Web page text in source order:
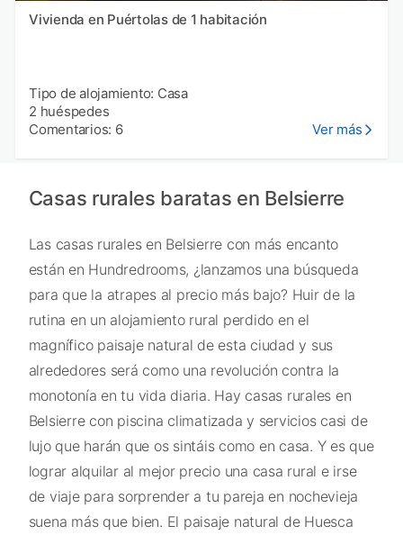
Vivienda en Puértolas de 1 habitación
Tipo de alojamiento: Casa
2 huéspedes
Comentarios: 6
Ver más
Casas rurales baratas en Belsierre
Las casas rurales en Belsierre con más encanto
están en Hundredrooms, ¿lanzamos una búsqueda
para que la atrapes al precio más bajo? Huir de la
rutina en un alojamiento rural perdido en el
magnífico paisaje natural de esta ciudad y sus
alrededores será como una revolución contra la
monotonía en tu vida diaria. Hay casas rurales en
Belsierre con piscina climatizada y servicios casi de
lujo que harán que os sintáis como en casa. Y es que
lograr alquilar al mejor precio una casa rural e irse
de viaje para sorprender a tu pareja en nochevieja
suena más que bien. El paisaje natural de Huesca